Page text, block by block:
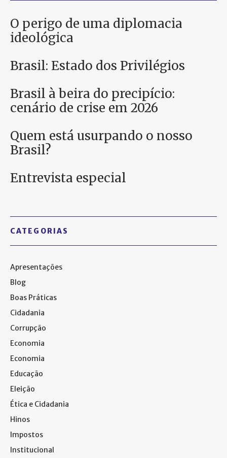
O perigo de uma diplomacia
ideológica
Brasil: Estado dos Privilégios
Brasil à beira do precipício:
cenário de crise em 2026
Quem está usurpando o nosso
Brasil?
Entrevista especial
CATEGORIAS
Apresentações
Blog
Boas Práticas
Cidadania
Corrupção
Economia
Economia
Educação
Eleição
Ética e Cidadania
Hinos
Impostos
Institucional